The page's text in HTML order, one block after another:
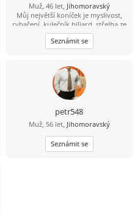
Muž, 46 let, Jihomoravský
Můj největší koníček je myslivost,
rybaření, kulečník biliard, střelba ze
zbraní brokovnice, šipky, šachy
petanque, kostky, mám rád psy,
zvířata, rád se bavím, tancuji, trochu
výlety. Mám rád dobré jídlo hlavně
maso, piju víno pivo i nějakého
panáčka. Vykládám vtipy, umím si
udělat srandu i ze sebe. Jsem
co na srdci to na jazyku, držím slovo,
myslím že jsem férový a rovný chlap.
Seznámit se
petr548
Muž, 56 let, Jihomoravský
Seznámit se